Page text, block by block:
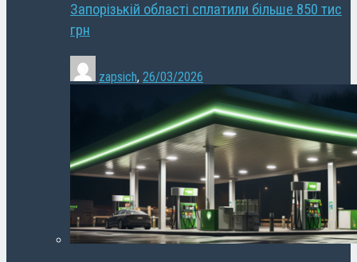
Запорізькій області сплатили більше 850 тис
грн
zapsich, 26/03/2026